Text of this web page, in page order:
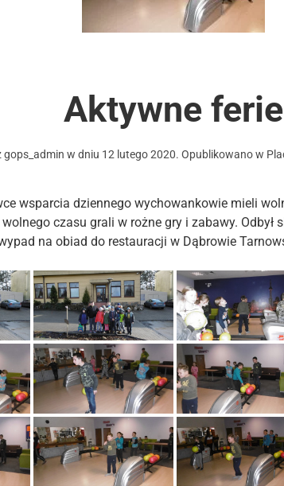
Aktywne ferie
gops_admin w dniu 12 lutego 2020. Opublikowano w
wsparcia dziennego wychowankowie mieli
czasu grali w rożne gry i zabawy. Odbył
na obiad do restauracji w Dąbrowie